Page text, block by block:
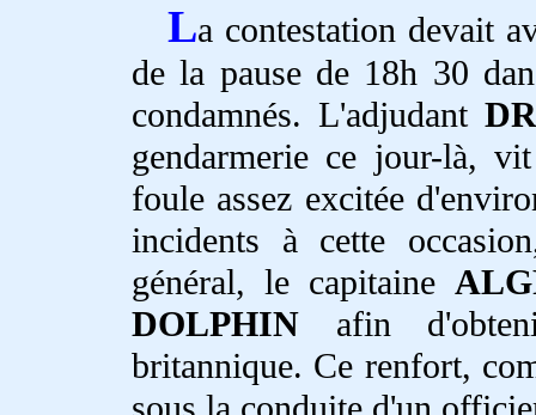
La contestation devait
de la pause de 18h 30
condamnés. L'adjudant
gendarmerie ce jour-là,
foule assez excitée
incidents à cette
général, le capitaine
DOLPHIN afin
britannique. Ce renfort,